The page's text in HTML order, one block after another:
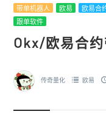
带单机器人
欧易 欧易合
跟单软件
Okx/欧易合
传奇量化 欧易